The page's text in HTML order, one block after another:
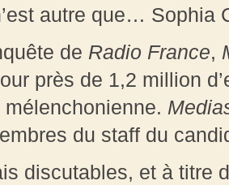
autre que…
de Radio France,
près de 1,2 million
du staff du
discutables, et à titre